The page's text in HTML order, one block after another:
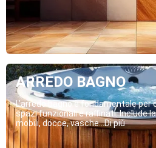
ARREDO BAGNO
L’arredo bagno è fondamentale per
spazi funzionali e raffinati. Include
mobili, docce, vasche...Di più